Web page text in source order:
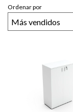
Ordenar por